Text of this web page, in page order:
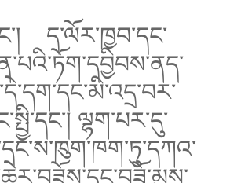
ད་ལོར་ཁྱབ་དང་
ལྷག་པར་དུ་